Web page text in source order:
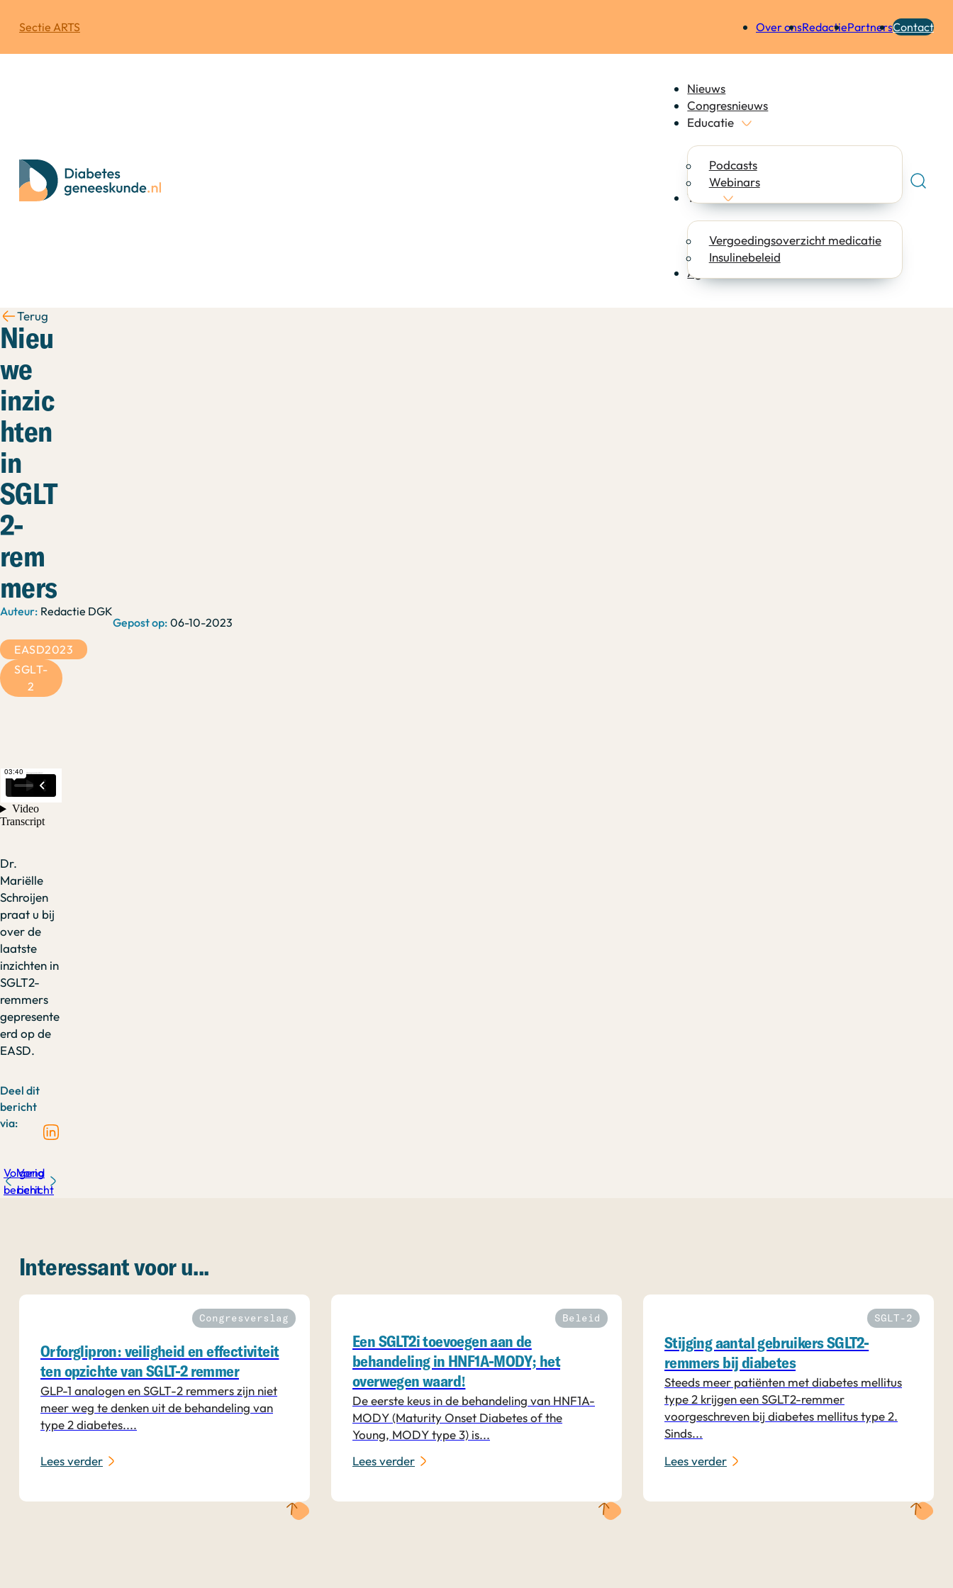
Sectie ARTS Over onsRedactiePartnersContact
Nieuws
Congresnieuws
Educatie
Podcasts
Webinars
Tools
Vergoedingsoverzicht medicatie
Insulinebeleid
Agenda
Terug
Nieu
we
inzic
hten
in
SGLT
2-
rem
mers
Redactie DGK
06-10-2023
EASD2023
SGLT-
2
Dr.
Mariëlle
Schroijen
praat u bij
over de
laatste
inzichten in
SGLT2-
remmers
gepresente
erd op de
EASD.
Deel dit
bericht
via:
Vorig
bericht
Volgend
bericht
Interessant voor u...
Congresverslag
Orforglipron: veiligheid en effectiviteit
ten opzichte van SGLT-2 remmer
GLP-1 analogen en SGLT-2 remmers zijn niet
meer weg te denken uit de behandeling van
type 2 diabetes....
Lees verder
Beleid
Een SGLT2i toevoegen aan de
behandeling in HNF1A-MODY; het
overwegen waard!
De eerste keus in de behandeling van HNF1A-
MODY (Maturity Onset Diabetes of the
Young, MODY type 3) is...
Lees verder
SGLT-2
Stijging aantal gebruikers SGLT2-
remmers bij diabetes
Steeds meer patiënten met diabetes mellitus
type 2 krijgen een SGLT2-remmer
voorgeschreven bij diabetes mellitus type 2.
Sinds...
Lees verder